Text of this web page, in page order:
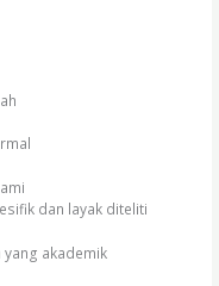
dan layak diteliti
akademik